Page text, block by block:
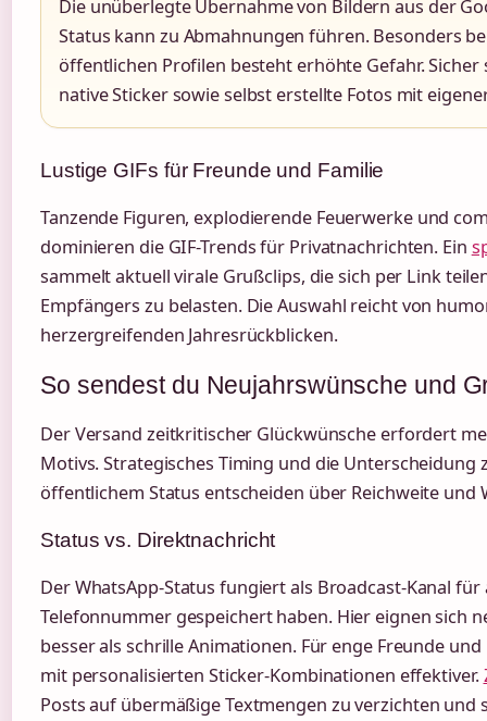
Die unüberlegte Übernahme von Bildern aus der
Status kann zu Abmahnungen führen. Besonders
öffentlichen Profilen besteht erhöhte Gefahr. Sicher
native Sticker sowie selbst erstellte Fotos mit
Lustige GIFs für Freunde und Familie
Tanzende Figuren, explodierende Feuerwerke und
dominieren die GIF-Trends für Privatnachrichten. Ein
sammelt aktuell virale Grußclips, die sich per Link
Empfängers zu belasten. Die Auswahl reicht von
herzergreifenden Jahresrückblicken.
So sendest du Neujahrswünsche und
Der Versand zeitkritischer Glückwünsche erfordert
Motivs. Strategisches Timing und die Unterscheidung
öffentlichem Status entscheiden über Reichweite und
Status vs. Direktnachricht
Der WhatsApp-Status fungiert als Broadcast-Kanal für
Telefonnummer gespeichert haben. Hier eignen sich
besser als schrille Animationen. Für enge Freunde
mit personalisierten Sticker-Kombinationen effektiver.
Posts auf übermäßige Textmengen zu verzichten und